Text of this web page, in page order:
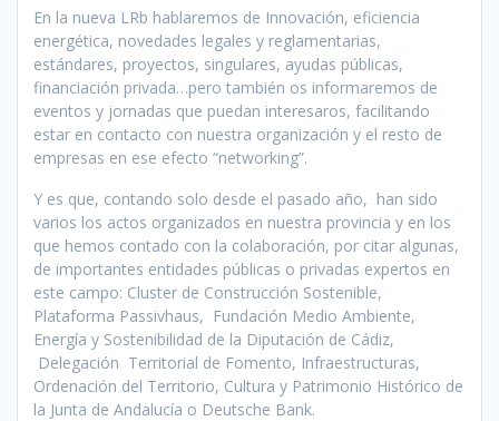
En la nueva LRb hablaremos de Innovación, eficiencia
energética, novedades legales y reglamentarias,
estándares, proyectos, singulares, ayudas públicas,
financiación privada…pero también os informaremos de
eventos y jornadas que puedan interesaros, facilitando
estar en contacto con nuestra organización y el resto de
empresas en ese efecto “networking”.
Y es que, contando solo desde el pasado año, han sido
varios los actos organizados en nuestra provincia y en los
que hemos contado con la colaboración, por citar algunas,
de importantes entidades públicas o privadas expertos en
este campo: Cluster de Construcción Sostenible,
Plataforma Passivhaus, Fundación Medio Ambiente,
Energía y Sostenibilidad de la Diputación de Cádiz,
Delegación Territorial de Fomento, Infraestructuras,
Ordenación del Territorio, Cultura y Patrimonio Histórico de
la Junta de Andalucía o Deutsche Bank.